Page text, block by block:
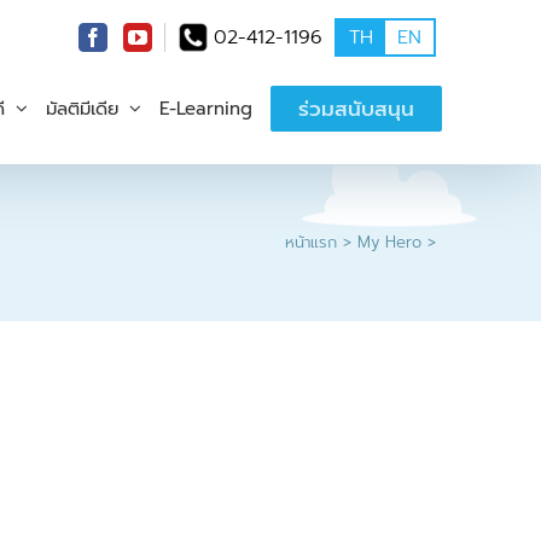
02-412-1196 TH EN
มัลติมีเดีย E-Learning ร่วมสนับสนุน
หน้าแรก My Hero